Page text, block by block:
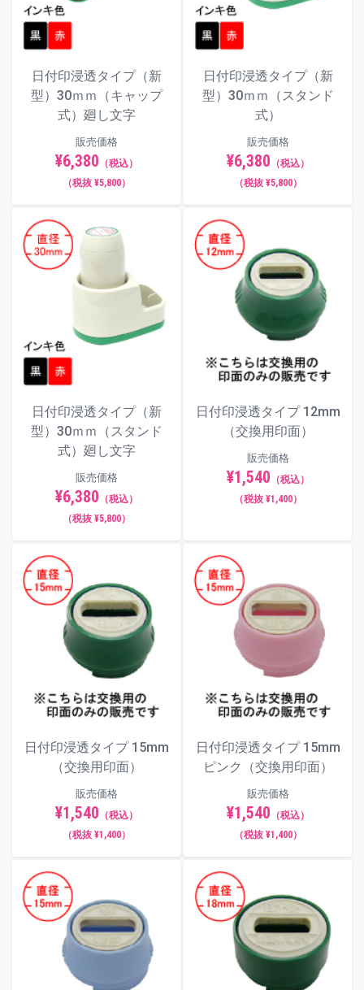
日付印浸透タイプ（新
型）30ｍｍ（キャップ
式）廻し文字
販売価格
¥6,380 （税込）
（税抜 ¥5,800）
日付印浸透タイプ（新
型）30ｍｍ（スタンド
式）
販売価格
¥6,380 （税込）
（税抜 ¥5,800）
日付印浸透タイプ（新
型）30ｍｍ（スタンド
式）廻し文字
販売価格
¥6,380 （税込）
（税抜 ¥5,800）
日付印浸透タイプ 12mm
（交換用印面）
販売価格
¥1,540 （税込）
（税抜 ¥1,400）
日付印浸透タイプ 15mm
（交換用印面）
販売価格
¥1,540 （税込）
（税抜 ¥1,400）
日付印浸透タイプ 15mm
ピンク（交換用印面）
販売価格
¥1,540 （税込）
（税抜 ¥1,400）